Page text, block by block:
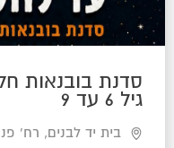
סדנת בובנאות
גיל 6 עד 9
בית יד לבנים, רח' פנקס 63 תל